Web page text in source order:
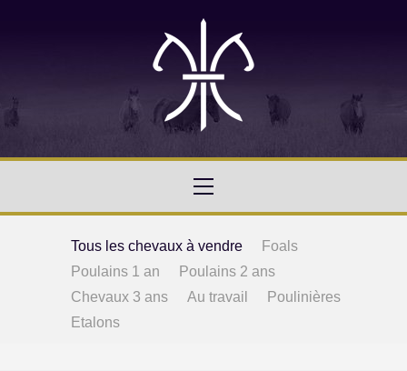
Tous les chevaux à vendre
Foals
Poulains 1 an
Poulains 2 ans
Chevaux 3 ans
Au travail
Poulinières
Etalons